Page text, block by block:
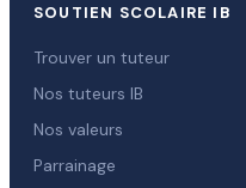
SOUTIEN SCOLAIRE IB
Trouver un tuteur
Nos tuteurs IB
Nos valeurs
Parrainage